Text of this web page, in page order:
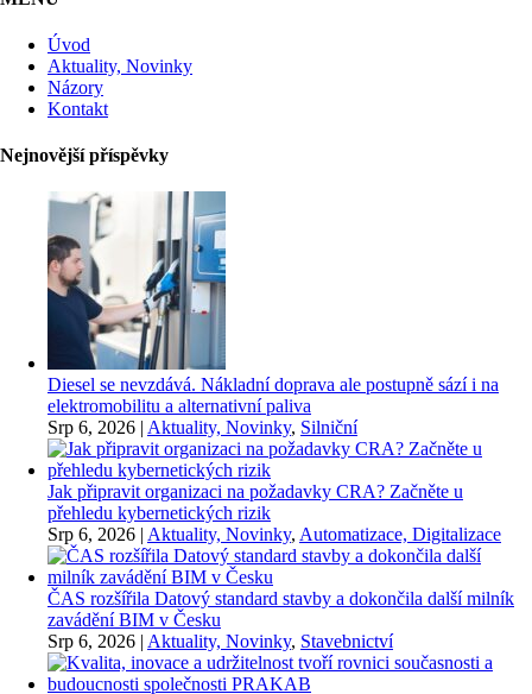
Úvod
Aktuality, Novinky
Názory
Kontakt
Nejnovější příspěvky
Diesel se nevzdává. Nákladní doprava ale postupně sází i na
elektromobilitu a alternativní paliva
Srp 6, 2026 | Aktuality, Novinky, Silniční
Jak připravit organizaci na požadavky CRA? Začněte u
přehledu kybernetických rizik
Srp 6, 2026 | Aktuality, Novinky, Automatizace, Digitalizace
ČAS rozšířila Datový standard stavby a dokončila další milník
zavádění BIM v Česku
Srp 6, 2026 | Aktuality, Novinky, Stavebnictví